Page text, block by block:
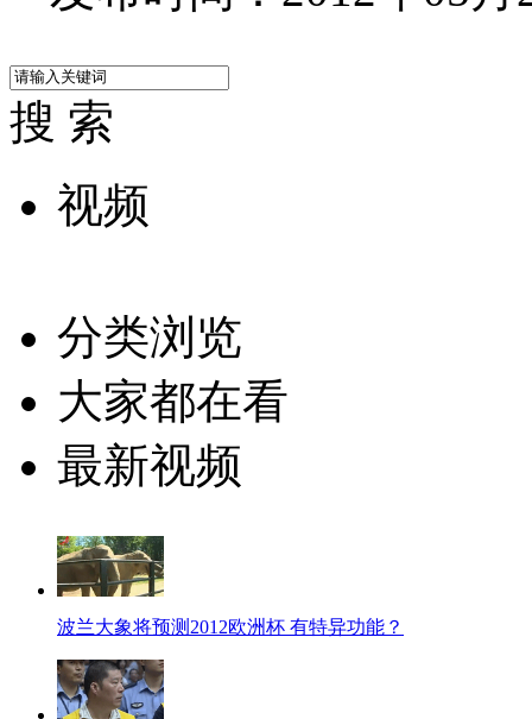
搜 索
视频
分类浏览
大家都在看
最新视频
波兰大象将预测2012欧洲杯 有特异功能？